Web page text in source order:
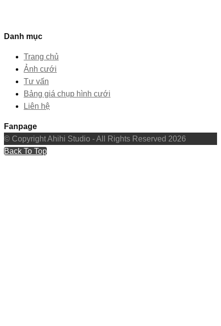
Danh mục
Trang chủ
Ảnh cưới
Tư vấn
Bảng giá chụp hình cưới
Liên hệ
Fanpage
© Copyright Ahihi Studio - All Rights Reserved 2026
Back To Top